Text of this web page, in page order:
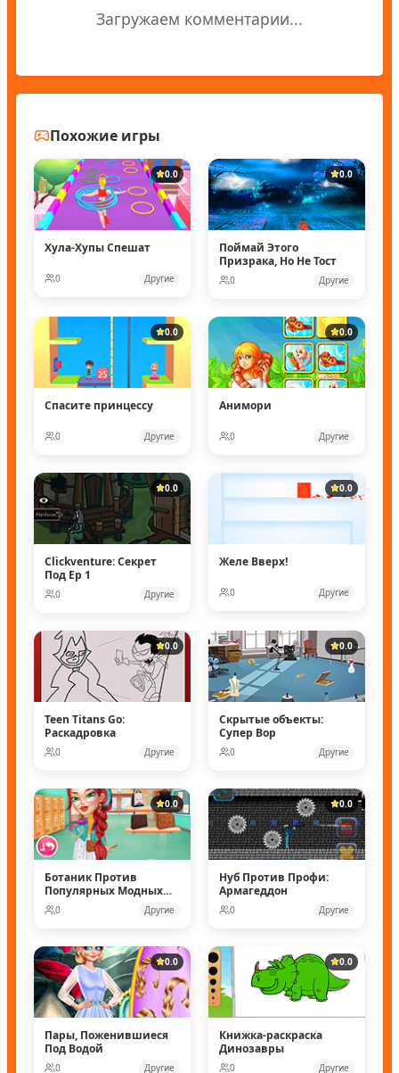
Загружаем комментарии...
Похожие игры
0.0
Хула-Хупы Спешат
0 Другие
0.0
Поймай Этого
Призрака, Но Не Тост
0 Другие
0.0
Спасите принцессу
0 Другие
0.0
Анимори
0 Другие
0.0
Clickventure: Секрет
Под Ep 1
0 Другие
0.0
Желе Вверх!
0 Другие
0.0
Teen Titans Go:
Раскадровка
0 Другие
0.0
Скрытые объекты:
Супер Вор
0 Другие
0.0
Ботаник Против
Популярных Модных
Кукол
0 Другие
0.0
Нуб Против Профи:
Армагеддон
0 Другие
0.0
Пары, Поженившиеся
Под Водой
0 Другие
0.0
Книжка-раскраска
Динозавры
0 Другие